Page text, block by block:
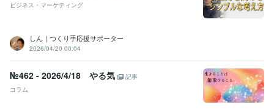
ビジネス・マーケティング
しん｜つくり手応援サポーター
2026/04/20 00:04
№462 - 2026/4/18 やる気
記事
コラム